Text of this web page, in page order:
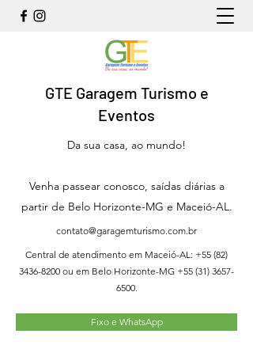
GTE Garagem Turismo e
Eventos
Da sua casa, ao mundo!
Venha passear conosco, saídas diárias a
partir de Belo Horizonte-MG e Maceió-AL.
contato@garagemturismo.com.br
Central de atendimento em Maceió-AL: +55 (82)
3436-8200 ou em Belo Horizonte-MG +55 (31) 3657-
6500.
Fixo e WhatsApp